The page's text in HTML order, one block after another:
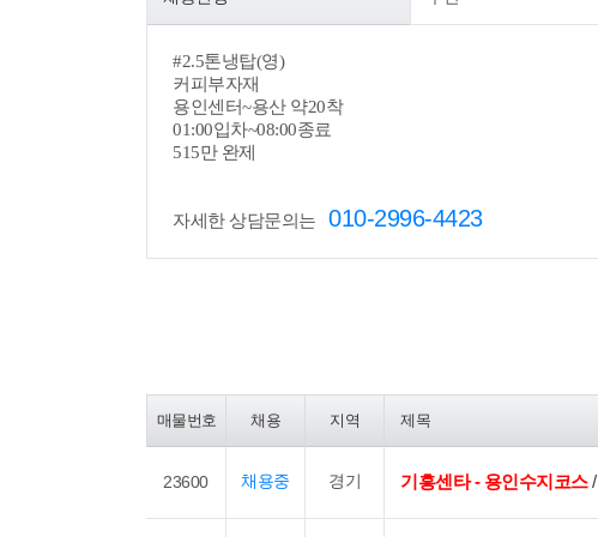
#2.5톤냉탑(영)
커피부자재
용인센터~용산 약20착
01:00입차~08:00종료
515만 완제
자세한 상담문의는 010-2996-4423
매물번호 채용 지역 제목
23600 채용중 경기 기흥센타 - 용인수지코스/